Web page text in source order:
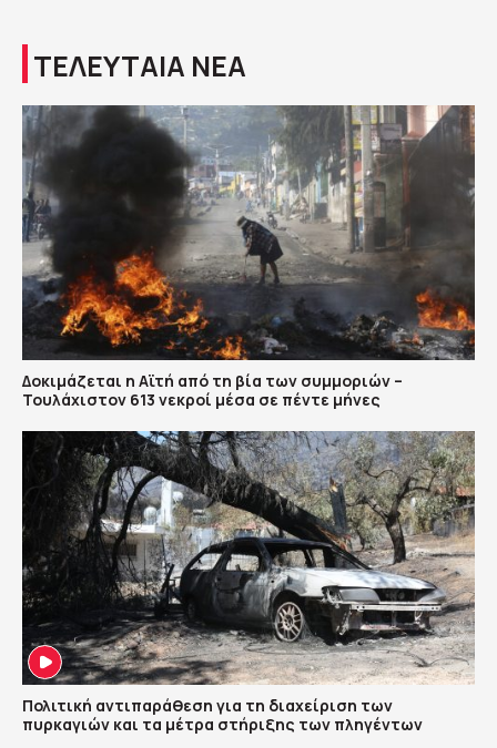
ΤΕΛΕΥΤΑΙΑ ΝΕΑ
Δοκιμάζεται η Αϊτή από τη βία των συμμοριών –
Τουλάχιστον 613 νεκροί μέσα σε πέντε μήνες
Πολιτική αντιπαράθεση για τη διαχείριση των
πυρκαγιών και τα μέτρα στήριξης των πληγέντων